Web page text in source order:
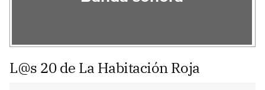
L@s 20 de La Habitación Roja